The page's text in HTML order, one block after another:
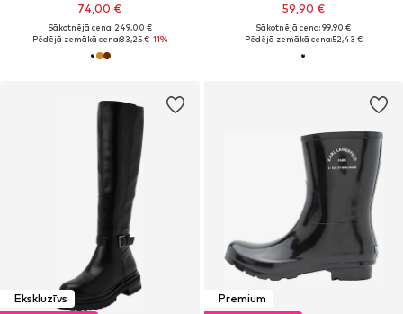
74,00 €
Sākotnējā cena: 249,00 €
Pēdējā zemākā cena:83,25 €-11%
59,90 €
Sākotnējā cena: 99,90 €
Pēdējā zemākā cena:52,43 €
Ekskluzīvs
Premium